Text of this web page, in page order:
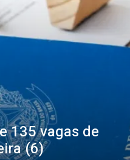
135 vagas de
(6)